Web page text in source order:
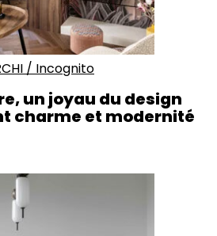
/ Incognito
un joyau du design
charme et modernité